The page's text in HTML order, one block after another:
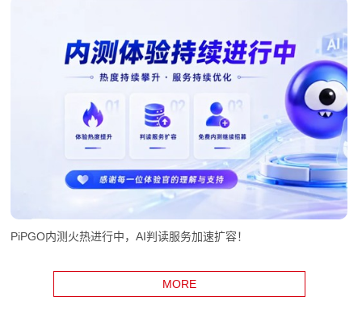
PiPGO内测火热进行中，AI判读服务加速扩容！
MORE